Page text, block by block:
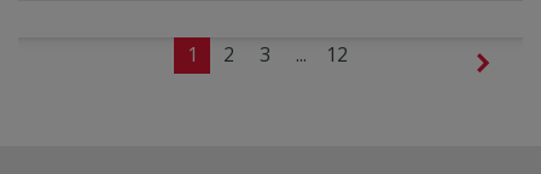
1 2 3 ... 12